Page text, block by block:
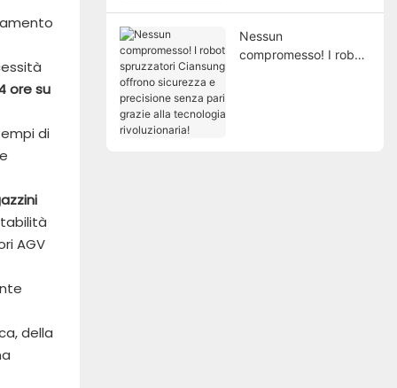
ore su
di
AGV
della
Nessun
compromesso! I robot